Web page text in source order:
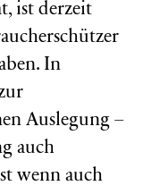
ist derzeit
In
Auslegung –
auch
wenn auch